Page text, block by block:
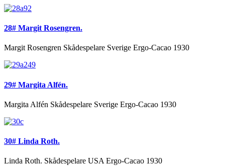
28# Margit Rosengren.
Margit Rosengren Skådespelare Sverige Ergo-Cacao 1930
29# Margita Alfén.
Margita Alfén Skådespelare Sverige Ergo-Cacao 1930
30# Linda Roth.
Linda Roth. Skådespelare USA Ergo-Cacao 1930